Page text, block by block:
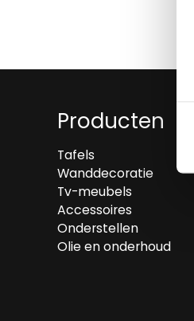
Producten
Tafels
Wanddecoratie
Tv-meubels
Accessoires
Onderstellen
Olie en onderhoud